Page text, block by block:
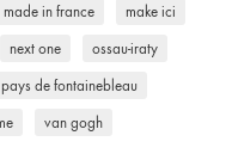
made in france make ici
next one ossau-iraty
pays de fontainebleau
van gogh